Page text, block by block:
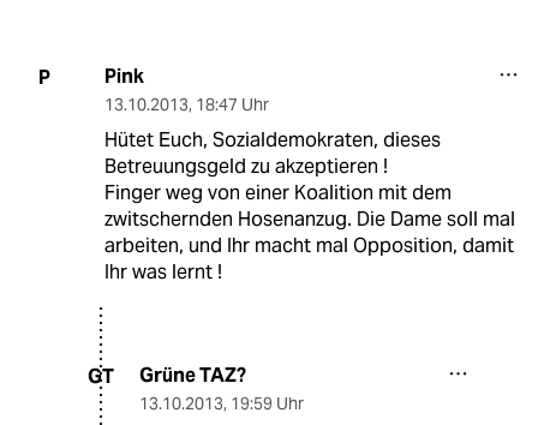
P Pink
13.10.2013, 18:47 Uhr
Hütet Euch, Sozialdemokraten, dieses
Betreuungsgeld zu akzeptieren !
Finger weg von einer Koalition mit dem
zwitschernden Hosenanzug. Die Dame soll mal
arbeiten, und Ihr macht mal Opposition, damit
Ihr was lernt !
GT Grüne TAZ?
13.10.2013, 19:59 Uhr